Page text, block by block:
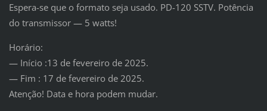
Espera-se que o formato seja usado. PD-120 SSTV. Potência
do transmissor — 5 watts!
Horário:
— Início :13 de fevereiro de 2025.
— Fim : 17 de fevereiro de 2025.
Atenção! Data e hora podem mudar.